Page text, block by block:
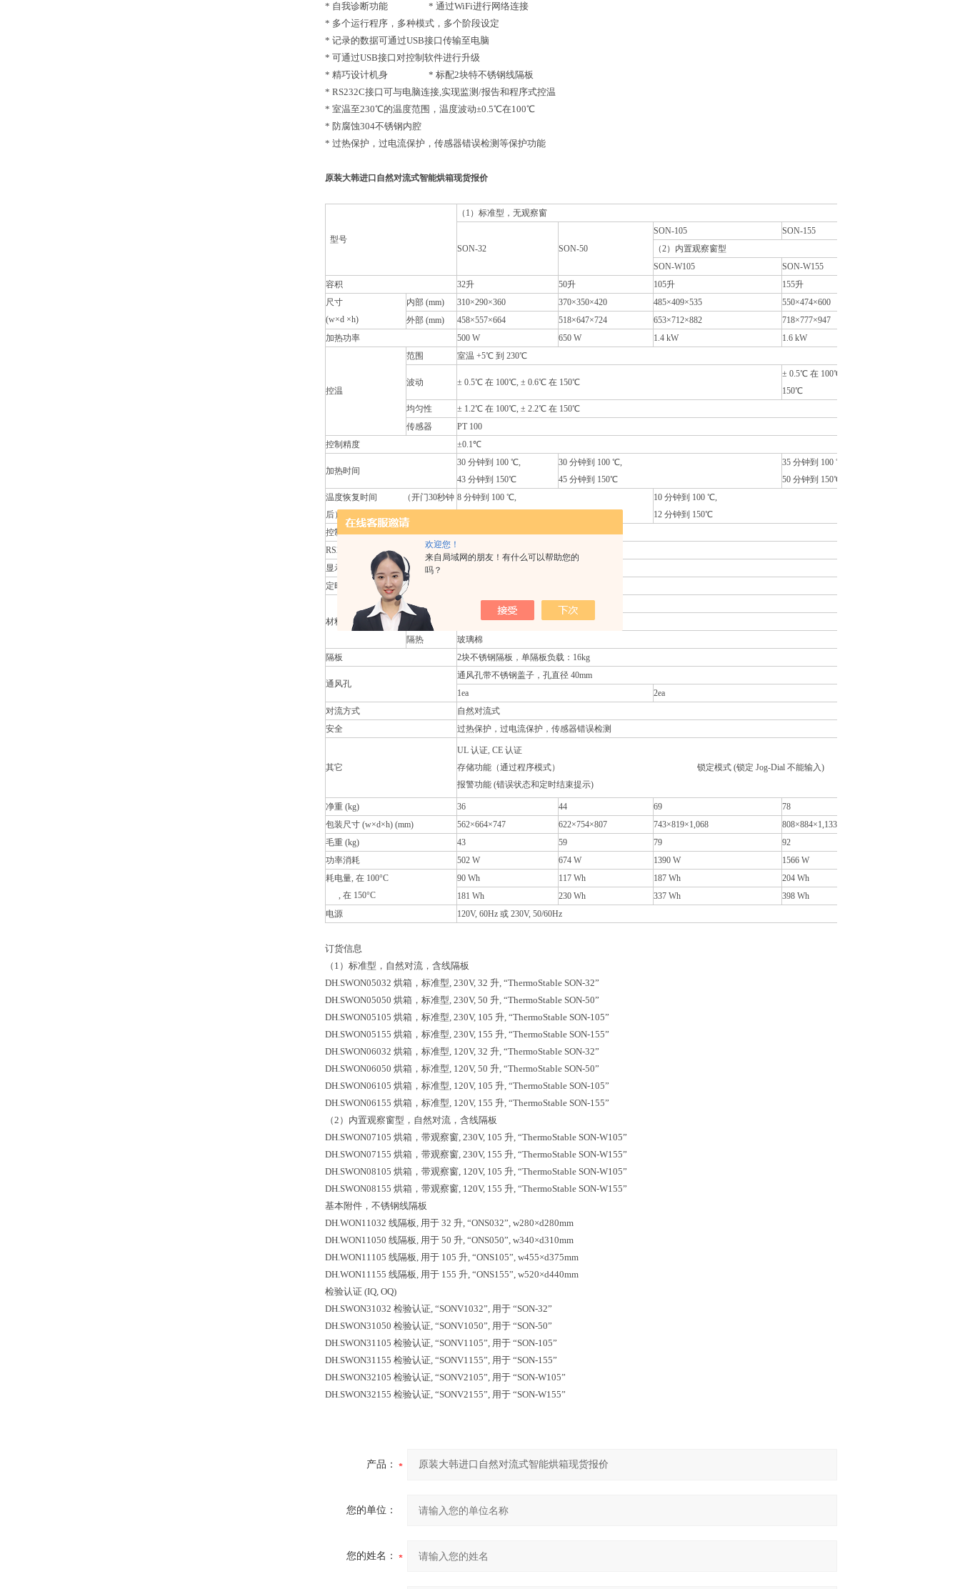
欢迎您！
来自局域网的朋友！有什么可以帮助您的
吗？
* 自我诊断功能 * 通过WiFi进行网络连接
* 多个运行程序，多种模式，多个阶段设定
* 记录的数据可通过USB接口传输至电脑
* 可通过USB接口对控制软件进行升级
* 精巧设计机身 * 标配2块特不锈钢线隔板
* RS232C接口可与电脑连接,实现监测/报告和程序式控温
* 室温至230℃的温度范围，温度波动±0.5℃在100℃
* 防腐蚀304不锈钢内腔
* 过热保护，过电流保护，传感器错误检测等保护功能
原装大韩进口自然对流式智能烘箱现货报价
型号
（1）标准型，无观察窗
SON-32 SON-50
SON-105
SON-155
（2）内置观察窗型
SON-W105
SON-W155
容积
32升 50升 105升
155升
尺寸
(w×d ×h)
内部 (mm) 310×290×360 370×350×420 485×409×535
550×474×600
外部 (mm)
458×557×664 518×647×724 653×712×882
718×777×947
加热功率
500 W 650 W 1.4 kW 1.6 kW
控温
范围 室温 +5℃ 到 230℃
波动 ± 0.5℃ 在 100℃, ± 0.6℃ 在 150℃
± 0.5℃ 在 100℃,±0.8℃ 在
150℃
均匀性
± 1.2℃ 在 100℃, ± 2.2℃ 在 150℃
传感器
PT 100
控制精度
±0.1℃
加热时间
30 分钟到 100 ℃,
43 分钟到 150℃
30 分钟到 100 ℃,
45 分钟到 150℃
35 分钟到 100 ℃,
50 分钟到 150℃
温度恢复时间 （开门30秒钟
后）
8 分钟到 100 ℃,
10 分钟到 100 ℃,
12 分钟到 150℃
控制器
Smart-LabTM 控制器
RS232 接口
显示
定时
材料
内部
不锈钢 (#304)
涂层钢板
隔热
玻璃棉
隔板
2块不锈钢隔板，单隔板负载：16kg
通风孔
通风孔带不锈钢盖子，孔直径 40mm
1ea
2ea
对流方式
自然对流式
安全
过热保护，过电流保护，传感器错误检测
其它
UL 认证, CE 认证
存储功能（通过程序模式） 锁定模式 (锁定 Jog-Dial 不能输入)
报警功能 (错误状态和定时结束提示)
净重 (kg) 36 44 69
78
包装尺寸 (w×d×h) (mm)
562×664×747 622×754×807 743×819×1,068
808×884×1,133
毛重 (kg)
43 59 79
92
功率消耗
502 W 674 W 1390 W
1566 W
耗电量, 在 100°C
, 在 150°C
90 Wh 117 Wh 187 Wh
204 Wh
181 Wh
230 Wh 337 Wh
398 Wh
电源
120V, 60Hz 或 230V, 50/60Hz
订货信息
（1）标准型，自然对流，含线隔板
DH.SWON05032 烘箱，标准型, 230V, 32 升, “ThermoStable SON-32”
DH.SWON05050 烘箱，标准型, 230V, 50 升, “ThermoStable SON-50”
DH.SWON05105 烘箱，标准型, 230V, 105 升, “ThermoStable SON-105”
DH.SWON05155 烘箱，标准型, 230V, 155 升, “ThermoStable SON-155”
DH.SWON06032 烘箱，标准型, 120V, 32 升, “ThermoStable SON-32”
DH.SWON06050 烘箱，标准型, 120V, 50 升, “ThermoStable SON-50”
DH.SWON06105 烘箱，标准型, 120V, 105 升, “ThermoStable SON-105”
DH.SWON06155 烘箱，标准型, 120V, 155 升, “ThermoStable SON-155”
（2）内置观察窗型，自然对流，含线隔板
DH.SWON07105 烘箱，带观察窗, 230V, 105 升, “ThermoStable SON-W105”
DH.SWON07155 烘箱，带观察窗, 230V, 155 升, “ThermoStable SON-W155”
DH.SWON08105 烘箱，带观察窗, 120V, 105 升, “ThermoStable SON-W105”
DH.SWON08155 烘箱，带观察窗, 120V, 155 升, “ThermoStable SON-W155”
基本附件，不锈钢线隔板
DH.WON11032 线隔板, 用于 32 升, “ONS032”, w280×d280mm
DH.WON11050 线隔板, 用于 50 升, “ONS050”, w340×d310mm
DH.WON11105 线隔板, 用于 105 升, “ONS105”, w455×d375mm
DH.WON11155 线隔板, 用于 155 升, “ONS155”, w520×d440mm
检验认证 (IQ, OQ)
DH.SWON31032 检验认证, “SONV1032”, 用于 “SON-32”
DH.SWON31050 检验认证, “SONV1050”, 用于 “SON-50”
DH.SWON31105 检验认证, “SONV1105”, 用于 “SON-105”
DH.SWON31155 检验认证, “SONV1155”, 用于 “SON-155”
DH.SWON32105 检验认证, “SONV2105”, 用于 “SON-W105”
DH.SWON32155 检验认证, “SONV2155”, 用于 “SON-W155”
产品：
您的单位：
您的姓名：